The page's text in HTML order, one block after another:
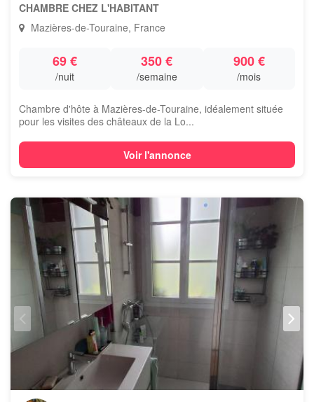
CHAMBRE CHEZ L'HABITANT
Mazières-de-Touraine, France
69 €
/nuit
350 €
/semaine
900 €
/mois
Chambre d'hôte à Mazières-de-Touraine, idéalement située
pour les visites des châteaux de la Lo...
Voir l'annonce